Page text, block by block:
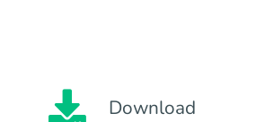
Download